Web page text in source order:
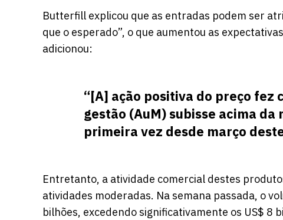
Butterfill explicou que as entradas podem ser
que o esperado”, o que aumentou as
adicionou:
“[A] ação positiva do preço fez
gestão (AuM) subisse acima
primeira vez desde março
Entretanto, a atividade comercial destes
atividades moderadas. Na semana passada, o
bilhões, excedendo significativamente os US$ 8